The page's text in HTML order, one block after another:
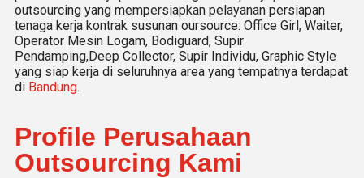
outsourcing yang mempersiapkan pelayanan persiapan
tenaga kerja kontrak susunan oursource: Office Girl, Waiter,
Operator Mesin Logam, Bodiguard, Supir
Pendamping,Deep Collector, Supir Individu, Graphic Style
yang siap kerja di seluruhnya area yang tempatnya terdapat
di Bandung.
Profile Perusahaan
Outsourcing Kami